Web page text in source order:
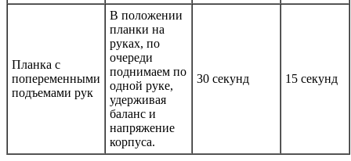
Планка с
попеременными
подъемами рук
В положении
планки на
руках, по
очереди
поднимаем по
одной руке,
удерживая
баланс и
напряжение
корпуса.
30 секунд 15 секунд